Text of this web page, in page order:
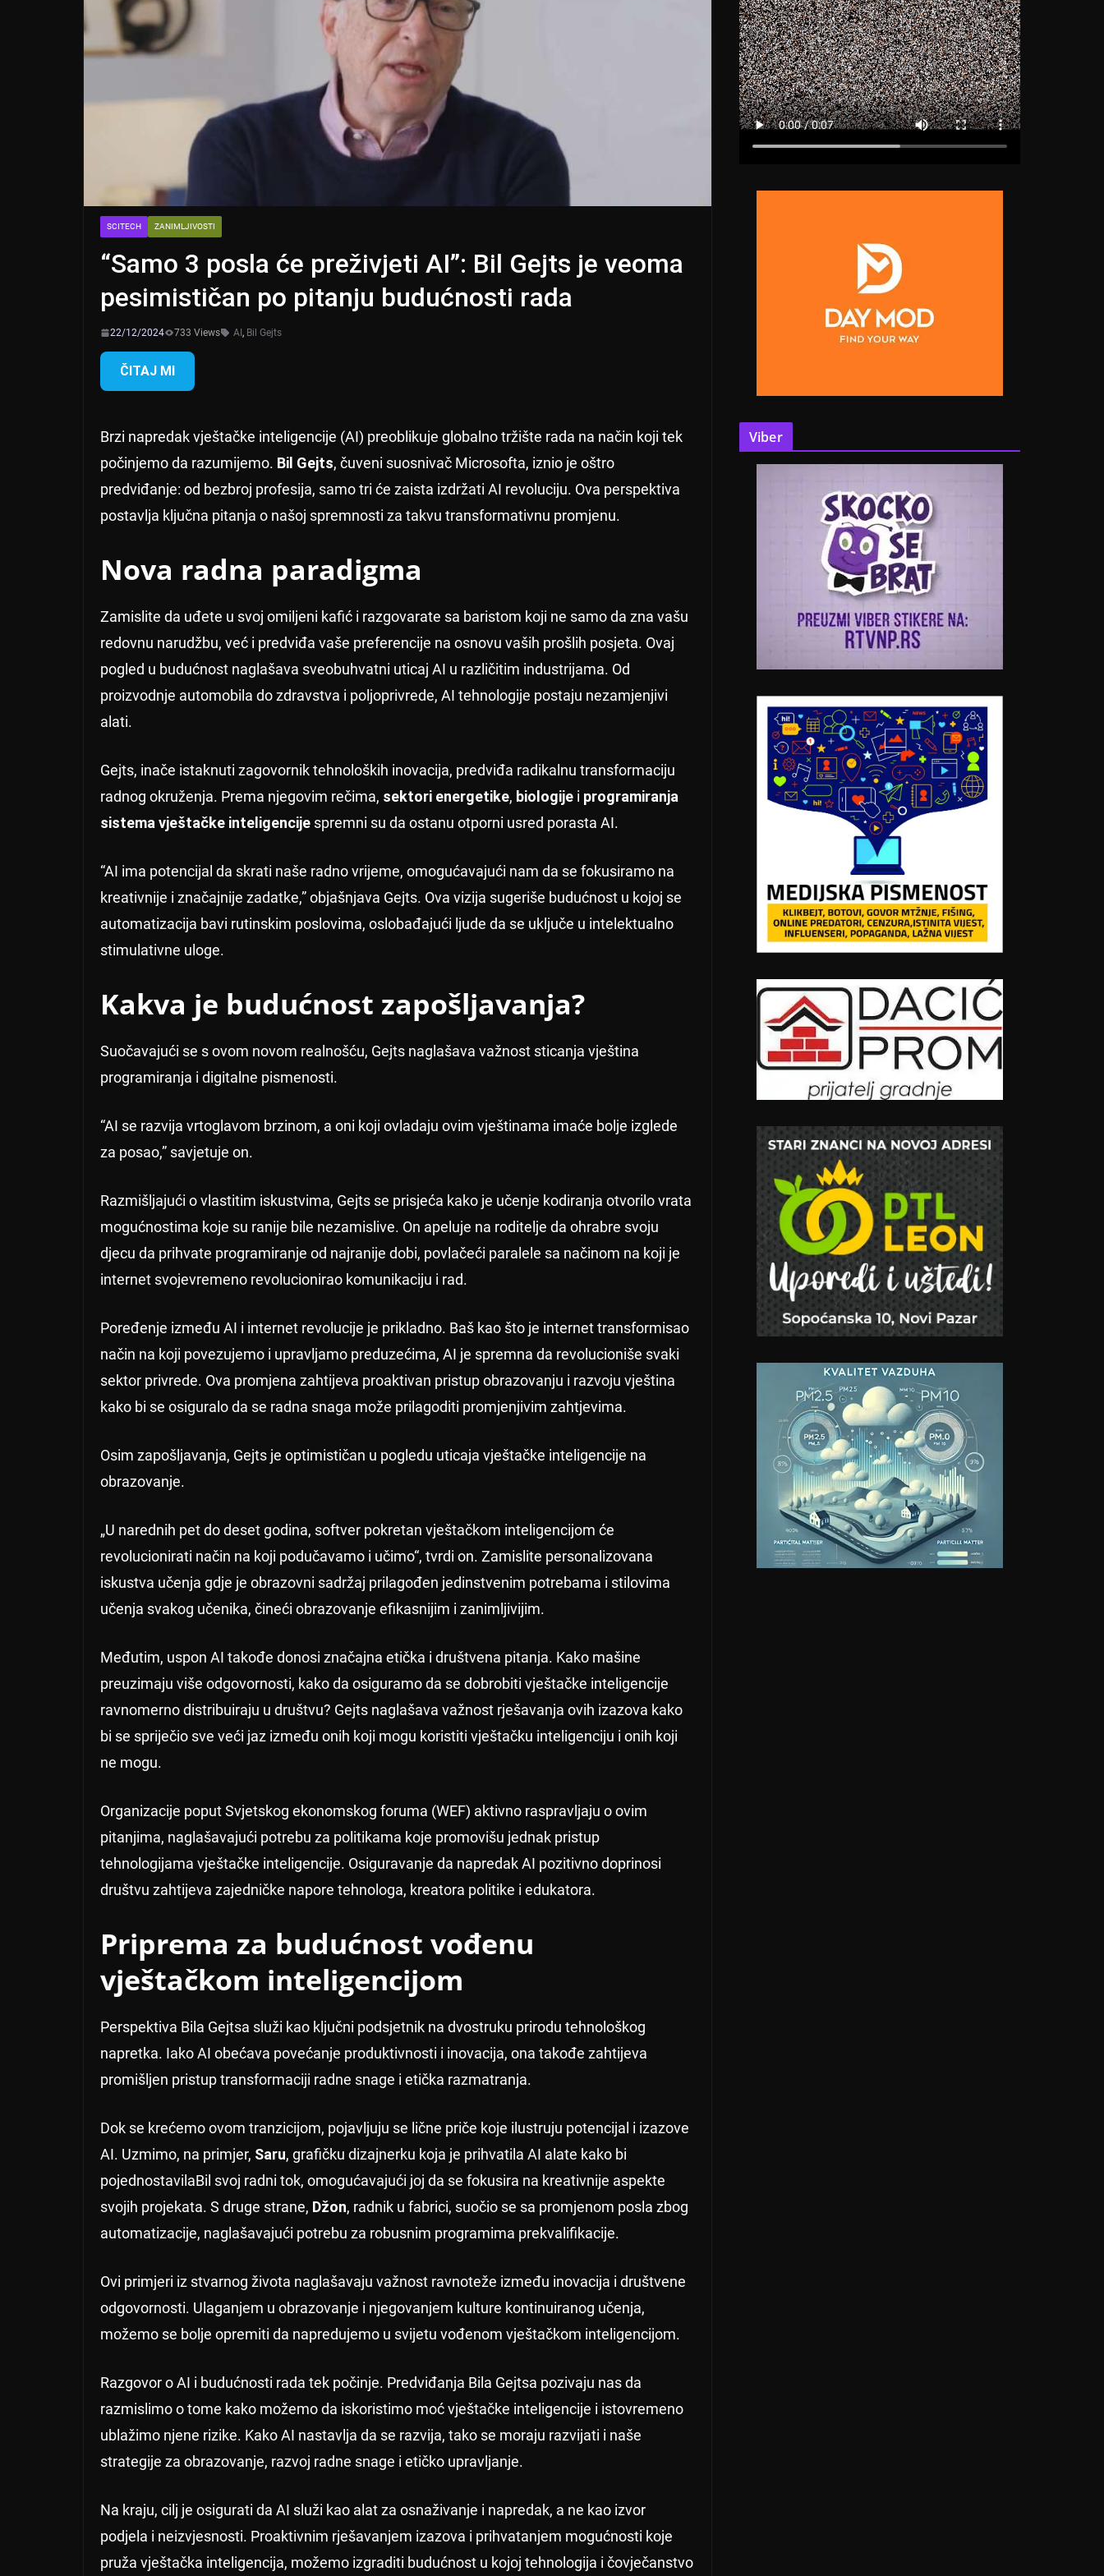
SCITECH ZANIMLJIVOSTI
“Samo 3 posla će preživjeti AI”: Bil Gejts je veoma
pesimističan po pitanju budućnosti rada
22/12/2024 733 Views AI, Bil Gejts
ČITAJ MI
Brzi napredak vještačke inteligencije (AI) preoblikuje globalno tržište rada na način koji tek
počinjemo da razumijemo. Bil Gejts, čuveni suosnivač Microsofta, iznio je oštro
predviđanje: od bezbroj profesija, samo tri će zaista izdržati AI revoluciju. Ova perspektiva
postavlja ključna pitanja o našoj spremnosti za takvu transformativnu promjenu.
Nova radna paradigma
Zamislite da uđete u svoj omiljeni kafić i razgovarate sa baristom koji ne samo da zna vašu
redovnu narudžbu, već i predviđa vaše preferencije na osnovu vaših prošlih posjeta. Ovaj
pogled u budućnost naglašava sveobuhvatni uticaj AI u različitim industrijama. Od
proizvodnje automobila do zdravstva i poljoprivrede, AI tehnologije postaju nezamjenjivi
alati.
Gejts, inače istaknuti zagovornik tehnoloških inovacija, predviđa radikalnu transformaciju
radnog okruženja. Prema njegovim rečima, sektori energetike, biologije i programiranja
sistema vještačke inteligencije spremni su da ostanu otporni usred porasta AI.
“AI ima potencijal da skrati naše radno vrijeme, omogućavajući nam da se fokusiramo na
kreativnije i značajnije zadatke,” objašnjava Gejts. Ova vizija sugeriše budućnost u kojoj se
automatizacija bavi rutinskim poslovima, oslobađajući ljude da se uključe u intelektualno
stimulativne uloge.
Kakva je budućnost zapošljavanja?
Suočavajući se s ovom novom realnošću, Gejts naglašava važnost sticanja vještina
programiranja i digitalne pismenosti.
“AI se razvija vrtoglavom brzinom, a oni koji ovladaju ovim vještinama imaće bolje izglede
za posao,” savjetuje on.
Razmišljajući o vlastitim iskustvima, Gejts se prisjeća kako je učenje kodiranja otvorilo vrata
mogućnostima koje su ranije bile nezamislive. On apeluje na roditelje da ohrabre svoju
djecu da prihvate programiranje od najranije dobi, povlačeći paralele sa načinom na koji je
internet svojevremeno revolucionirao komunikaciju i rad.
Poređenje između AI i internet revolucije je prikladno. Baš kao što je internet transformisao
način na koji povezujemo i upravljamo preduzećima, AI je spremna da revolucioniše svaki
sektor privrede. Ova promjena zahtijeva proaktivan pristup obrazovanju i razvoju vještina
kako bi se osiguralo da se radna snaga može prilagoditi promjenjivim zahtjevima.
Osim zapošljavanja, Gejts je optimističan u pogledu uticaja vještačke inteligencije na
obrazovanje.
„U narednih pet do deset godina, softver pokretan vještačkom inteligencijom će
revolucionirati način na koji podučavamo i učimo“, tvrdi on. Zamislite personalizovana
iskustva učenja gdje je obrazovni sadržaj prilagođen jedinstvenim potrebama i stilovima
učenja svakog učenika, čineći obrazovanje efikasnijim i zanimljivijim.
Međutim, uspon AI takođe donosi značajna etička i društvena pitanja. Kako mašine
preuzimaju više odgovornosti, kako da osiguramo da se dobrobiti vještačke inteligencije
ravnomerno distribuiraju u društvu? Gejts naglašava važnost rješavanja ovih izazova kako
bi se spriječio sve veći jaz između onih koji mogu koristiti vještačku inteligenciju i onih koji
ne mogu.
Organizacije poput Svjetskog ekonomskog foruma (WEF) aktivno raspravljaju o ovim
pitanjima, naglašavajući potrebu za politikama koje promovišu jednak pristup
tehnologijama vještačke inteligencije. Osiguravanje da napredak AI pozitivno doprinosi
društvu zahtijeva zajedničke napore tehnologa, kreatora politike i edukatora.
Priprema za budućnost vođenu
vještačkom inteligencijom
Perspektiva Bila Gejtsa služi kao ključni podsjetnik na dvostruku prirodu tehnološkog
napretka. Iako AI obećava povećanje produktivnosti i inovacija, ona takođe zahtijeva
promišljen pristup transformaciji radne snage i etička razmatranja.
Dok se krećemo ovom tranzicijom, pojavljuju se lične priče koje ilustruju potencijal i izazove
AI. Uzmimo, na primjer, Saru, grafičku dizajnerku koja je prihvatila AI alate kako bi
pojednostavilaBil svoj radni tok, omogućavajući joj da se fokusira na kreativnije aspekte
svojih projekata. S druge strane, Džon, radnik u fabrici, suočio se sa promjenom posla zbog
automatizacije, naglašavajući potrebu za robusnim programima prekvalifikacije.
Ovi primjeri iz stvarnog života naglašavaju važnost ravnoteže između inovacija i društvene
odgovornosti. Ulaganjem u obrazovanje i njegovanjem kulture kontinuiranog učenja,
možemo se bolje opremiti da napredujemo u svijetu vođenom vještačkom inteligencijom.
Razgovor o AI i budućnosti rada tek počinje. Predviđanja Bila Gejtsa pozivaju nas da
razmislimo o tome kako možemo da iskoristimo moć vještačke inteligencije i istovremeno
ublažimo njene rizike. Kako AI nastavlja da se razvija, tako se moraju razvijati i naše
strategije za obrazovanje, razvoj radne snage i etičko upravljanje.
Na kraju, cilj je osigurati da AI služi kao alat za osnaživanje i napredak, a ne kao izvor
podjela i neizvjesnosti. Proaktivnim rješavanjem izazova i prihvatanjem mogućnosti koje
pruža vještačka inteligencija, možemo izgraditi budućnost u kojoj tehnologija i čovječanstvo
Viber